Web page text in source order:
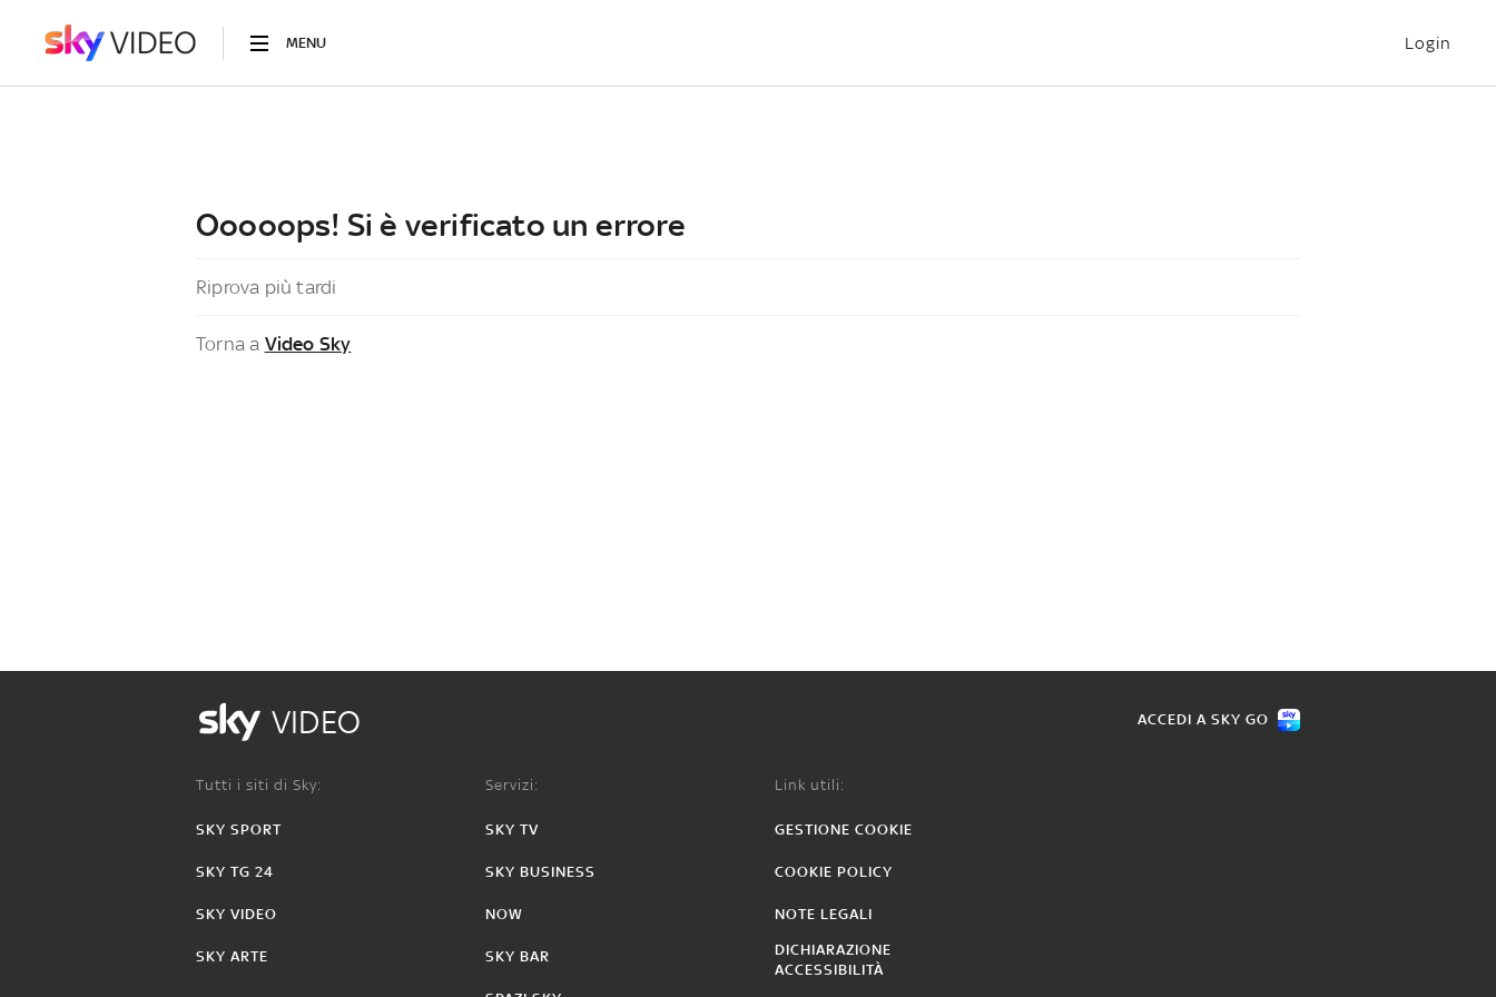
MENU Login
Ooooops! Si è verificato un errore
Riprova più tardi
Torna a Video Sky
VIDEO ACCEDI A SKY GO
Tutti i siti di Sky:
SKY SPORT
SKY TG 24
SKY VIDEO
SKY ARTE
Servizi:
SKY TV
SKY BUSINESS
NOW
SKY BAR
Link utili:
GESTIONE COOKIE
COOKIE POLICY
NOTE LEGALI
DICHIARAZIONE
ACCESSIBILITÀ